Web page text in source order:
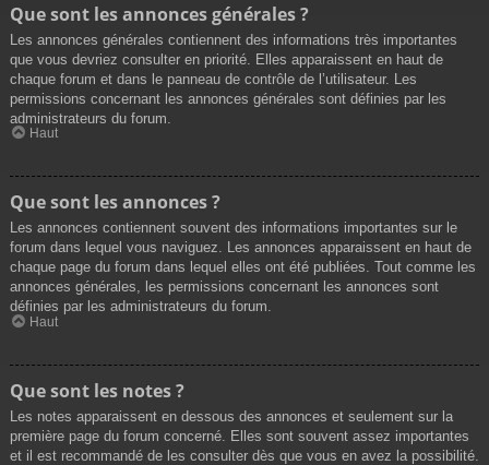
Que sont les annonces générales ?
Les annonces générales contiennent des informations très importantes
que vous devriez consulter en priorité. Elles apparaissent en haut de
chaque forum et dans le panneau de contrôle de l’utilisateur. Les
permissions concernant les annonces générales sont définies par les
administrateurs du forum.
Haut
Que sont les annonces ?
Les annonces contiennent souvent des informations importantes sur le
forum dans lequel vous naviguez. Les annonces apparaissent en haut de
chaque page du forum dans lequel elles ont été publiées. Tout comme les
annonces générales, les permissions concernant les annonces sont
définies par les administrateurs du forum.
Haut
Que sont les notes ?
Les notes apparaissent en dessous des annonces et seulement sur la
première page du forum concerné. Elles sont souvent assez importantes
et il est recommandé de les consulter dès que vous en avez la possibilité.